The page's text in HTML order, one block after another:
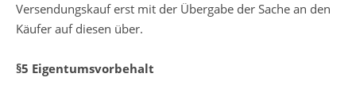
Versendungskauf erst mit der Übergabe der Sache an den
Käufer auf diesen über.
§5 Eigentumsvorbehalt